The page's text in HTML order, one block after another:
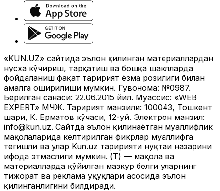
«KUN.UZ» сайтида эълон қилинган материаллардан
нусха кўчириш, тарқатиш ва бошқа шаклларда
фойдаланиш фақат таҳририят ёзма розилиги билан
амалга оширилиши мумкин. Гувоҳнома: №0987.
Берилган санаси: 22.06.2015 йил. Муассис: «WEB
EXPERT» МЧЖ. Таҳририят манзили: 100043, Тошкент
шаҳри, К. Ерматов кўчаси, 12-уй. Электрон манзил:
info@kun.uz. Сайтда эълон қилинаётган муаллифлик
мақолаларида келтирилган фикрлар муаллифга
тегишли ва улар Kun.uz таҳририяти нуқтаи назарини
ифода этмаслиги мумкин. (Т) — мақола ва
материалларда қўйилган мазкур белги уларнинг
тижорат ва реклама ҳуқуқлари асосида эълон
қилинганлигини билдиради.